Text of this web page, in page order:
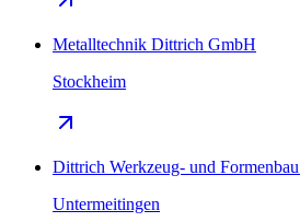
Metalltechnik Dittrich GmbH
Stockheim
Dittrich Werkzeug- und
Untermeitingen